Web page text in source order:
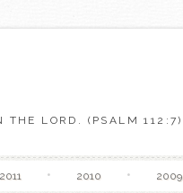
THE LORD. (PSALM 112:7)
2011 2010 2009